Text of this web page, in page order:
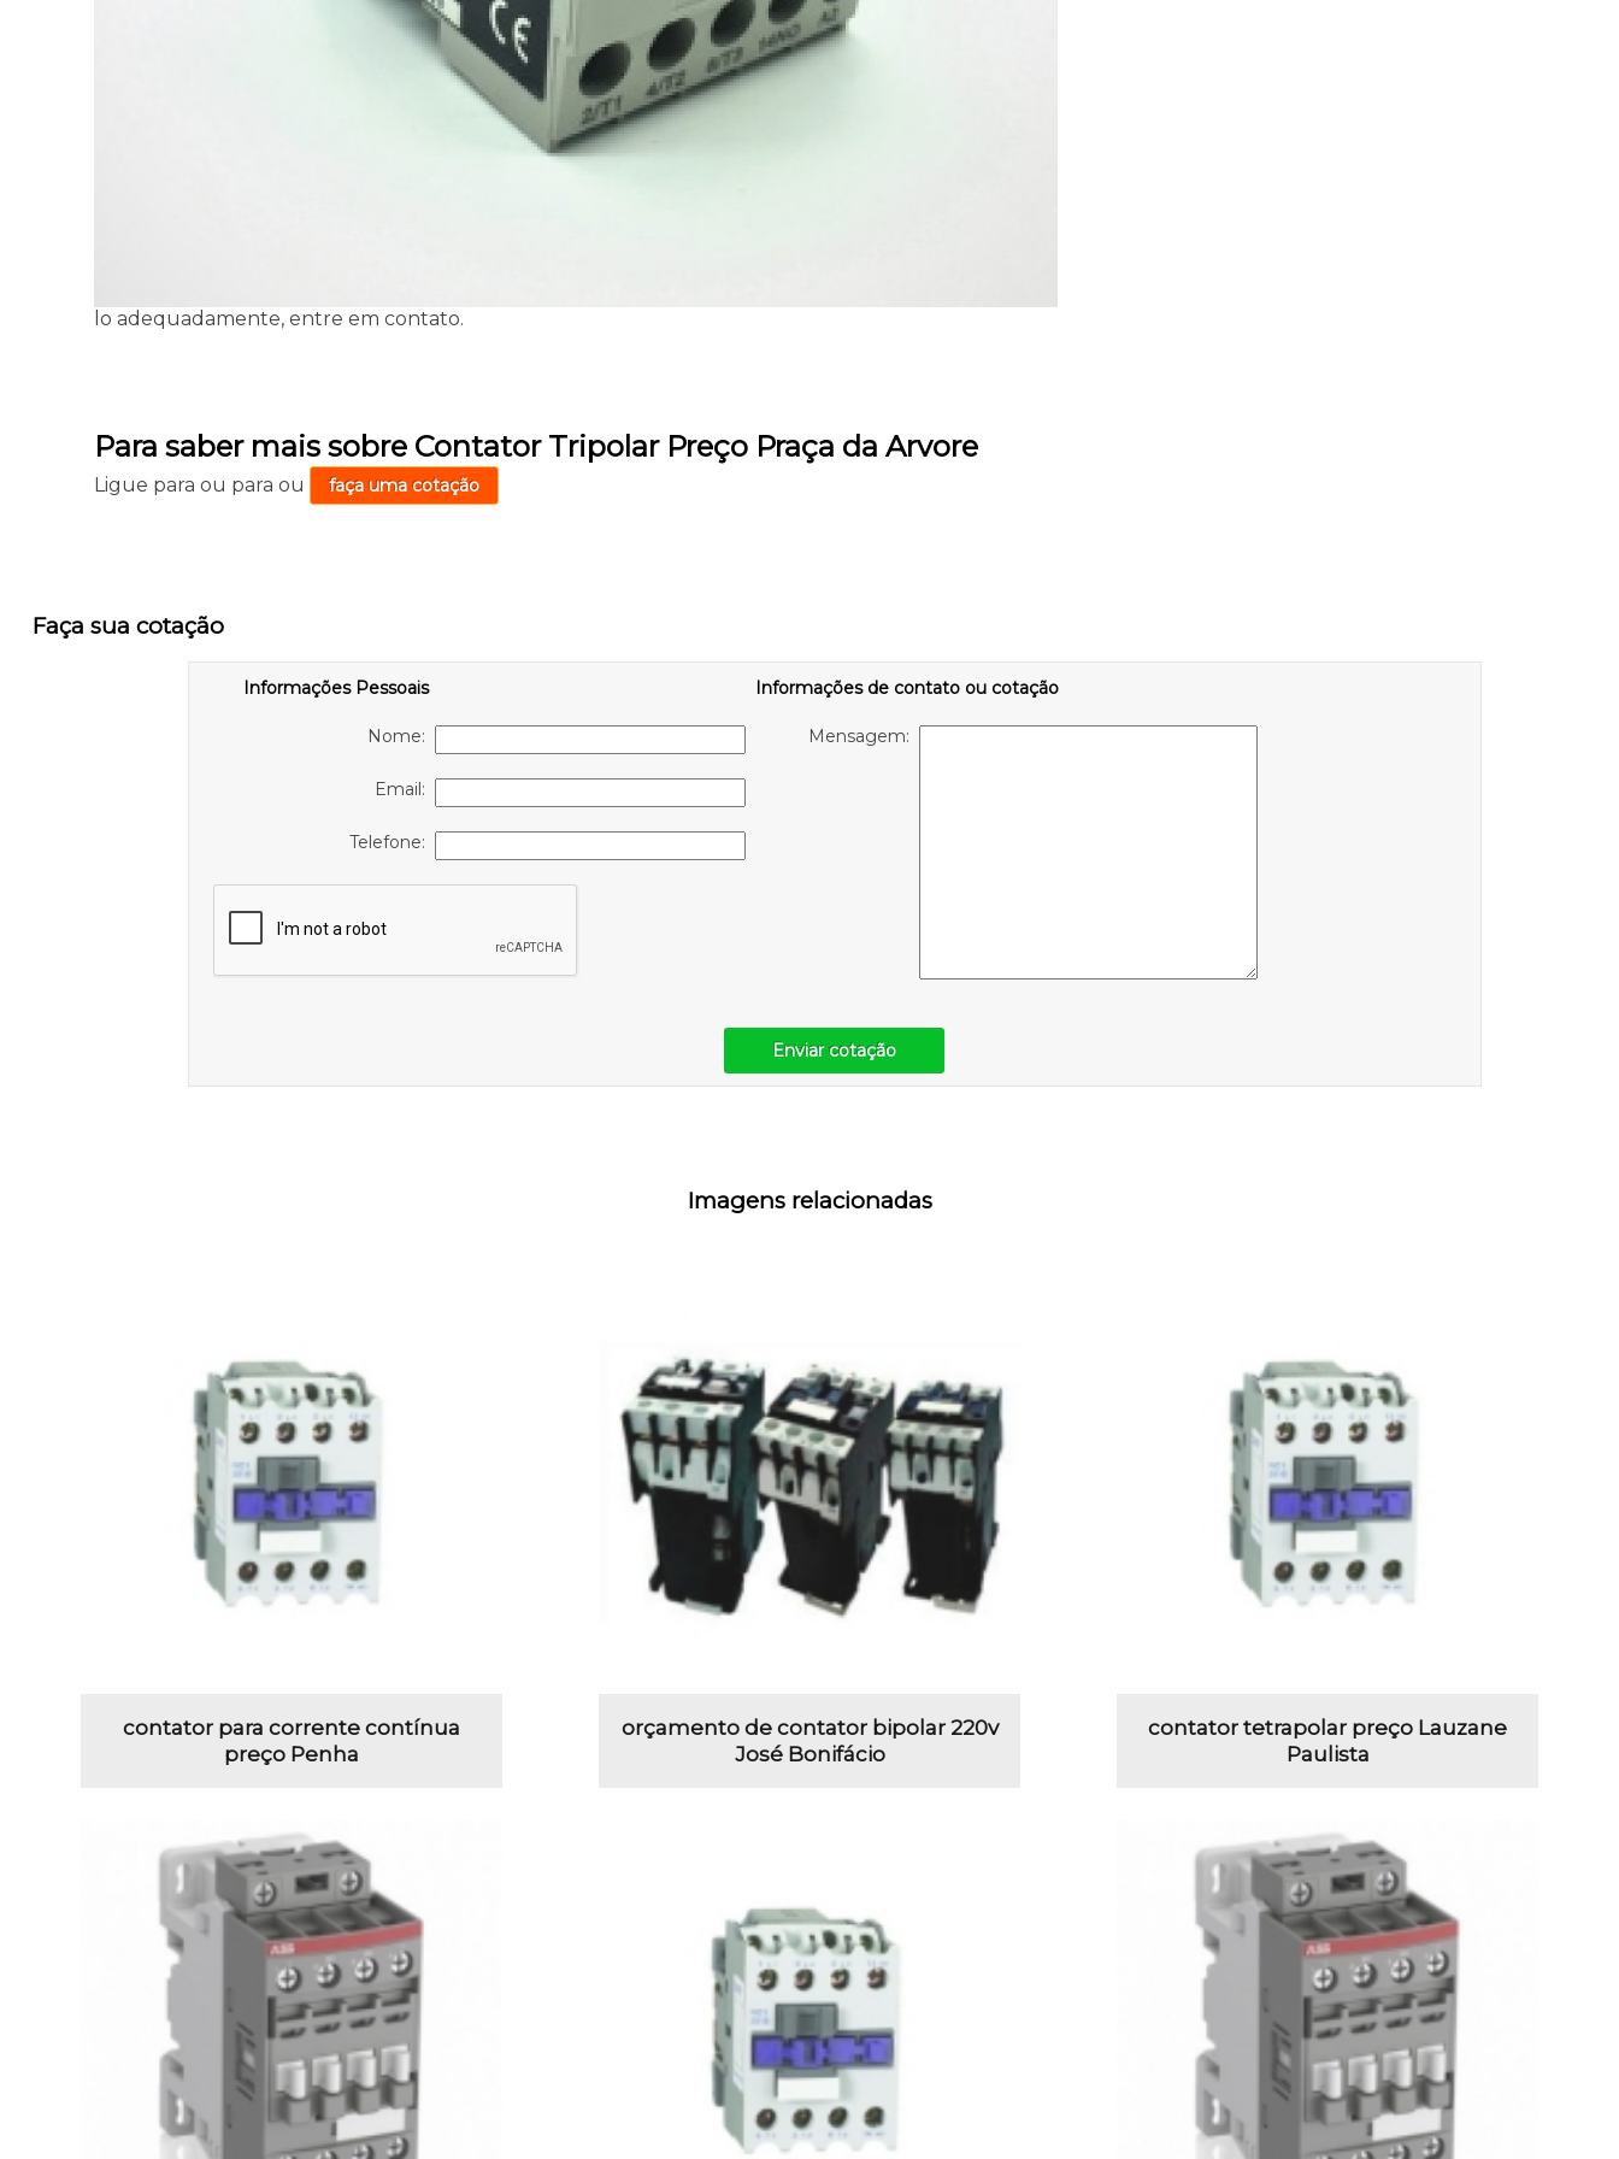
lo adequadamente, entre em contato.
Para saber mais sobre Contator Tripolar Preço Praça da Arvore
Ligue paraou paraou faça uma cotação
Faça sua cotação
Informações Pessoais
Nome:
Email:
Telefone:
Informações de contato ou cotação
Mensagem:
Enviar cotação
Imagens relacionadas
contator para corrente contínua
preço Penha
orçamento de contator bipolar 220v
José Bonifácio
contator tetrapolar preço Lauzane
Paulista